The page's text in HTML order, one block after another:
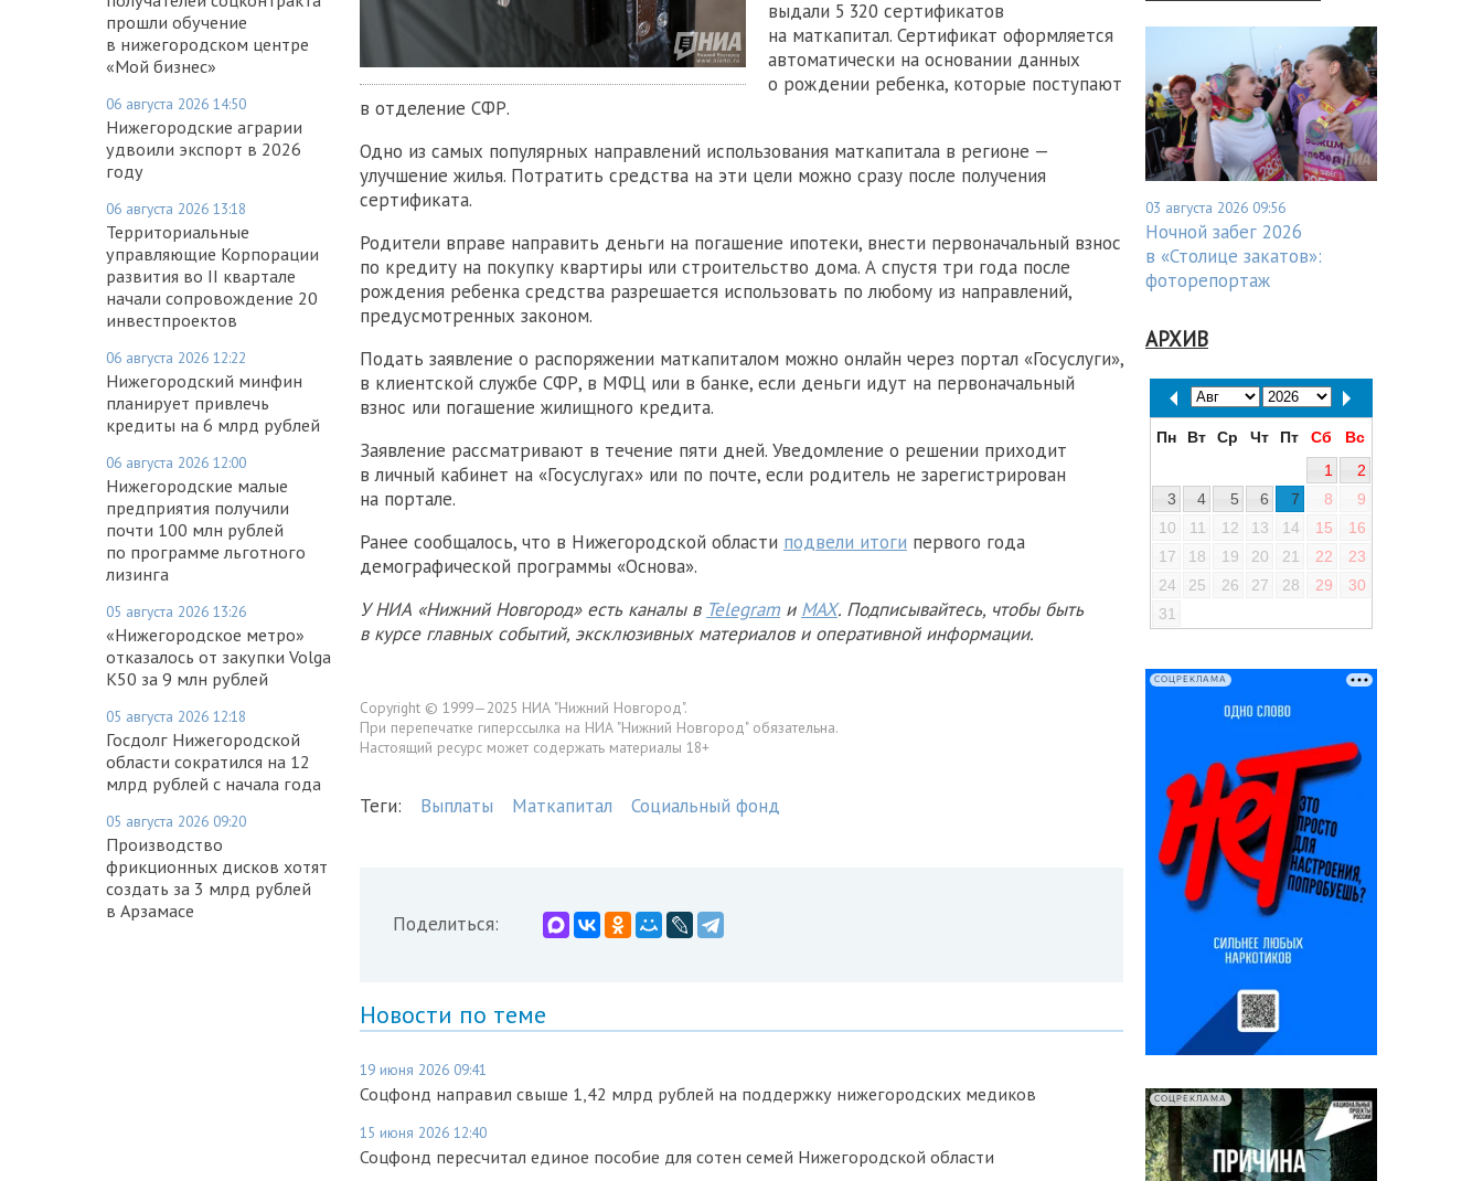
прошли обучение
в нижегородском центре
«Мой бизнес»
06 августа 2026 14:50
Нижегородские аграрии
удвоили экспорт в 2026
году
06 августа 2026 13:18
Территориальные
управляющие Корпорации
развития во II квартале
начали сопровождение 20
инвестпроектов
06 августа 2026 12:22
Нижегородский минфин
планирует привлечь
кредиты на 6 млрд рублей
06 августа 2026 12:00
Нижегородские малые
предприятия получили
почти 100 млн рублей
по программе льготного
лизинга
05 августа 2026 13:26
«Нижегородское метро»
отказалось от закупки Volga
K50 за 9 млн рублей
05 августа 2026 12:18
Госдолг Нижегородской
области сократился на 12
млрд рублей с начала года
05 августа 2026 09:20
Производство
фрикционных дисков хотят
создать за 3 млрд рублей
в Арзамасе
выдали 5 320 сертификатов
на маткапитал. Сертификат оформляется
автоматически на основании данных
о рождении ребенка, которые поступают
в отделение СФР.
Одно из самых популярных направлений использования маткапитала в регионе —
улучшение жилья. Потратить средства на эти цели можно сразу после получения
сертификата.
Родители вправе направить деньги на погашение ипотеки, внести первоначальный взнос
по кредиту на покупку квартиры или строительство дома. А спустя три года после
рождения ребенка средства разрешается использовать по любому из направлений,
предусмотренных законом.
Подать заявление о распоряжении маткапиталом можно онлайн через портал «Госуслуги»,
в клиентской службе СФР, в МФЦ или в банке, если деньги идут на первоначальный
взнос или погашение жилищного кредита.
Заявление рассматривают в течение пяти дней. Уведомление о решении приходит
в личный кабинет на «Госуслугах» или по почте, если родитель не зарегистрирован
на портале.
Ранее сообщалось, что в Нижегородской области подвели итоги первого года
демографической программы «Основа».
У НИА «Нижний Новгород» есть каналы в Telegram и MAX. Подписывайтесь, чтобы быть
в курсе главных событий, эксклюзивных материалов и оперативной информации.
Copyright © 1999—2025 НИА "Нижний Новгород".
При перепечатке гиперссылка на НИА "Нижний Новгород" обязательна.
Настоящий ресурс может содержать материалы 18+
Теги: Выплаты Маткапитал Социальный фонд
Поделиться:
Новости по теме
19 июня 2026 09:41
Соцфонд направил свыше 1,42 млрд рублей на поддержку нижегородских медиков
15 июня 2026 12:40
Соцфонд пересчитал единое пособие для сотен семей Нижегородской области
03 августа 2026 09:56
Ночной забег 2026
в «Столице закатов»:
фоторепортаж
АРХИВ
Пн Вт Ср Чт Пт Сб
Вс
1
2
3
4 5 6 7 8
9
10
11 12 13 14 15
16
17
18 19 20 21 22
23
24
25 26 27 28 29
30
31
СОЦРЕКЛАМА
СОЦРЕКЛАМА